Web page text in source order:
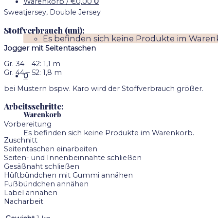
Es befinden sich keine Produkte im
0
Warenkorb
Es befinden sich keine Produkte im Warenkorb.
Sweatjersey, Double Jersey
Stoffverbrauch (uni):
Jogger mit Seitentaschen
Gr. 34 – 42: 1,1 m
Gr. 44 – 52: 1,8 m
bei Mustern bspw. Karo wird der Stoffverbrauch größer.
Arbeitsschritte:
Vorbereitung
Zuschnitt
Seitentaschen einarbeiten
Seiten- und Innenbeinnähte schließen
Gesäßnaht schließen
Hüftbündchen mit Gummi annähen
Fußbündchen annähen
Label annähen
Nacharbeit